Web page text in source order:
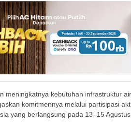
meningkatnya kebutuhan infrastruktur
komitmennya melalui partisipasi
yang berlangsung pada 13–15